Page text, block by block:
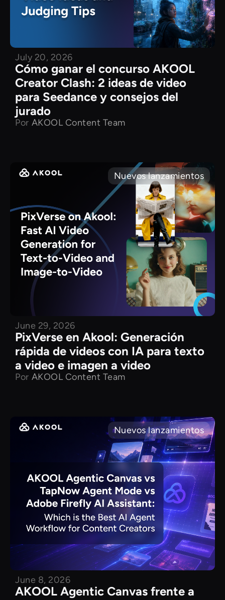
July 20, 2026
Cómo ganar el concurso AKOOL
Creator Clash: 2 ideas de video
para Seedance y consejos del
jurado
Por AKOOL Content Team
Nuevos lanzamientos
June 29, 2026
PixVerse en Akool: Generación
rápida de videos con IA para texto
a video e imagen a video
Por AKOOL Content Team
Nuevos lanzamientos
June 8, 2026
AKOOL Agentic Canvas frente a